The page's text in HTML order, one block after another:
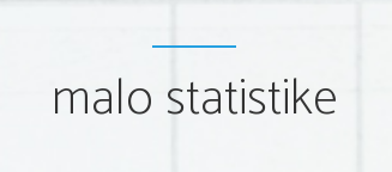
To je bila prva moderna vojna, za katero je
-
modernejše orožje
cilj je popolnoma uničiti nasprotnika
malo statistike